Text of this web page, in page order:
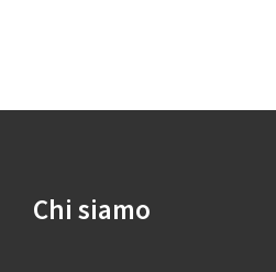
Chi siamo